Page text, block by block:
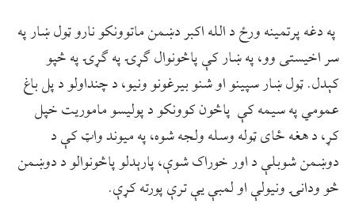
په دغه پرتمینه ورځ د الله اکبر دښمن ماتوونکو نارو ټول ښار په
سر اخیستی وو، په ښار کې پاڅونوال ګړۍ په ګړۍ په څپو
کېدل. ټول ښار سپینو او شنو بیرغونو ونیو، د چنداولو د پل باغ
عمومي په سیمه کې پاڅون کوونکو د پولیسو ماموريت خپل
کړ، د هغه ځای ټوله وسله ولجه شوه، په میوند واټ کې د
دوښمن شوبلې د اور خوراک شوې، پارېدلو پاڅونوالو د دوښمن
څو ودانۍ ونیولې او لمبې یې ترې پورته کړې.